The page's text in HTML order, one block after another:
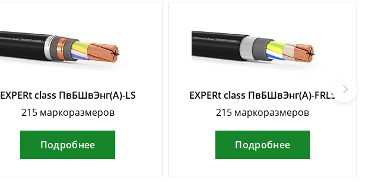
EXPERt class ПвБШвЭнг(А)-LS
215 маркоразмеров
Подробнее
EXPERt class ПвБШвЭнг(А)-FRLS
215 маркоразмеров
Подробнее